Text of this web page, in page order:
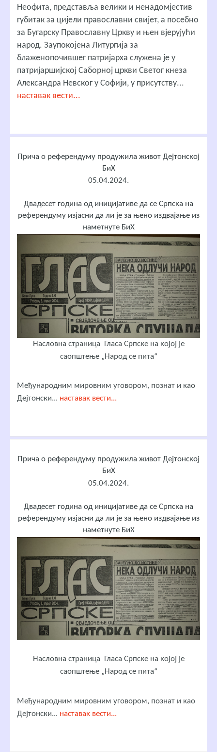
Неофита, представља велики и ненадомјестив
губитак за цијели православни свијет, а посебно
за Бугарску Православну Цркву и њен вјерујући
народ. Заупокојена Литургија за
блаженопочившег патријарха служена је у
патријаршијској Саборној цркви Светог кнеза
Александра Невског у Софији, у присутству...
наставак вести...
Прича о референдуму продужила живот Дејтонској
БиХ
05.04.2024.
Двадесет година од иницијативе да се Српска на
референдуму изјасни да ли је за њено издвајање из
наметнуте БиХ
Насловна страница Гласа Српске на којој је
саопштење „Народ се пита“
Међународним мировним уговором, познат и као
Дејтонски... наставак вести...
Прича о референдуму продужила живот Дејтонској
БиХ
05.04.2024.
Двадесет година од иницијативе да се Српска на
референдуму изјасни да ли је за њено издвајање из
наметнуте БиХ
Насловна страница Гласа Српске на којој је
саопштење „Народ се пита“
Међународним мировним уговором, познат и као
Дејтонски... наставак вести...